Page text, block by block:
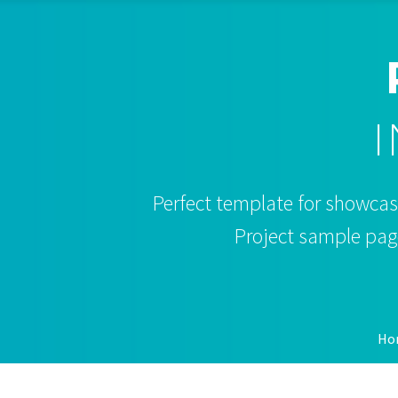
Perfect template for
Project sample